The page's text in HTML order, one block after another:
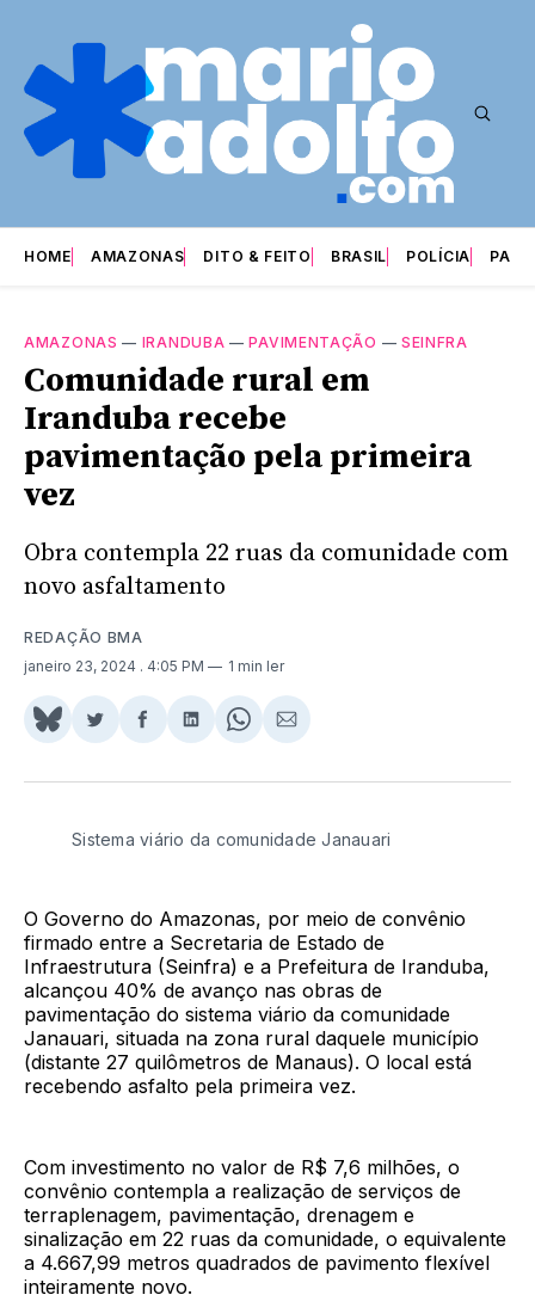
HOME AMAZONAS DITO & FEITO BRASIL POLÍCIA
AMAZONAS — IRANDUBA —PAVIMENTAÇÃO — SEINFRA
Comunidade rural em
Iranduba recebe
pavimentação pela primeira
vez
Obra contempla 22 ruas da comunidade com
novo asfaltamento
REDAÇÃO BMA
janeiro 23, 2024 . 4:05 PM 1 min ler
Share
BlueSky
Compartilhar
Twitter
Compartilhar
Facebook
Compartilhar
LinkedIn
Share
WhatsApp
Compartilhar
Email
Sistema viário da comunidade Janauari
O Governo do Amazonas, por meio de convênio
firmado entre a Secretaria de Estado de
Infraestrutura (Seinfra) e a Prefeitura de Iranduba,
alcançou 40% de avanço nas obras de
pavimentação do sistema viário da comunidade
Janauari, situada na zona rural daquele município
(distante 27 quilômetros de Manaus). O local está
recebendo asfalto pela primeira vez.
Com investimento no valor de R$ 7,6 milhões, o
convênio contempla a realização de serviços de
terraplenagem, pavimentação, drenagem e
sinalização em 22 ruas da comunidade, o equivalente
a 4.667,99 metros quadrados de pavimento flexível
inteiramente novo.